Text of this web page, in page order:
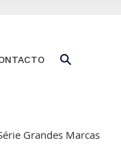
Grandes Marcas